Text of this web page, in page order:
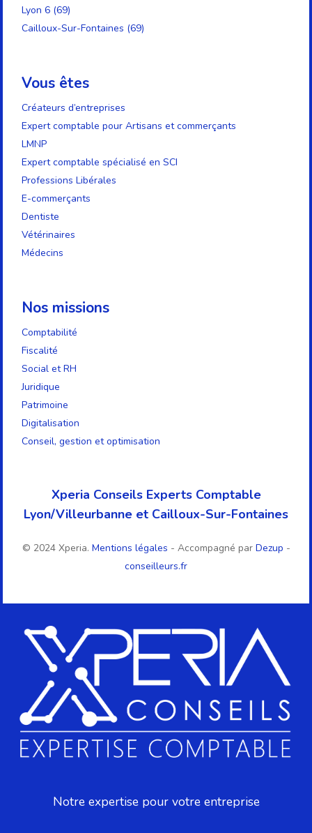
Notre expertise pour votre entreprise
Lyon 6 (69)
Cailloux-Sur-Fontaines (69)
Vous êtes
Créateurs d’entreprises
Expert comptable pour Artisans et commerçants
LMNP
Expert comptable spécialisé en SCI
Professions Libérales
E-commerçants
Dentiste
Vétérinaires
Médecins
Nos missions
Comptabilité
Fiscalité
Social et RH
Juridique
Patrimoine
Digitalisation
Conseil, gestion et optimisation
Xperia Conseils Experts Comptable
Lyon/Villeurbanne et Cailloux-Sur-Fontaines
© 2024 Xperia. Mentions légales - Accompagné par Dezup -
conseilleurs.fr